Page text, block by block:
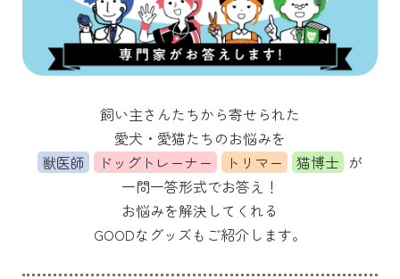
飼い主さんたちから寄せられた
愛犬・愛猫たちのお悩みを
獣医師
ドッグトレーナー トリマー 猫博士 が
一問一答形式でお答え！
お悩みを解決してくれる
GOODなグッズもご紹介します。